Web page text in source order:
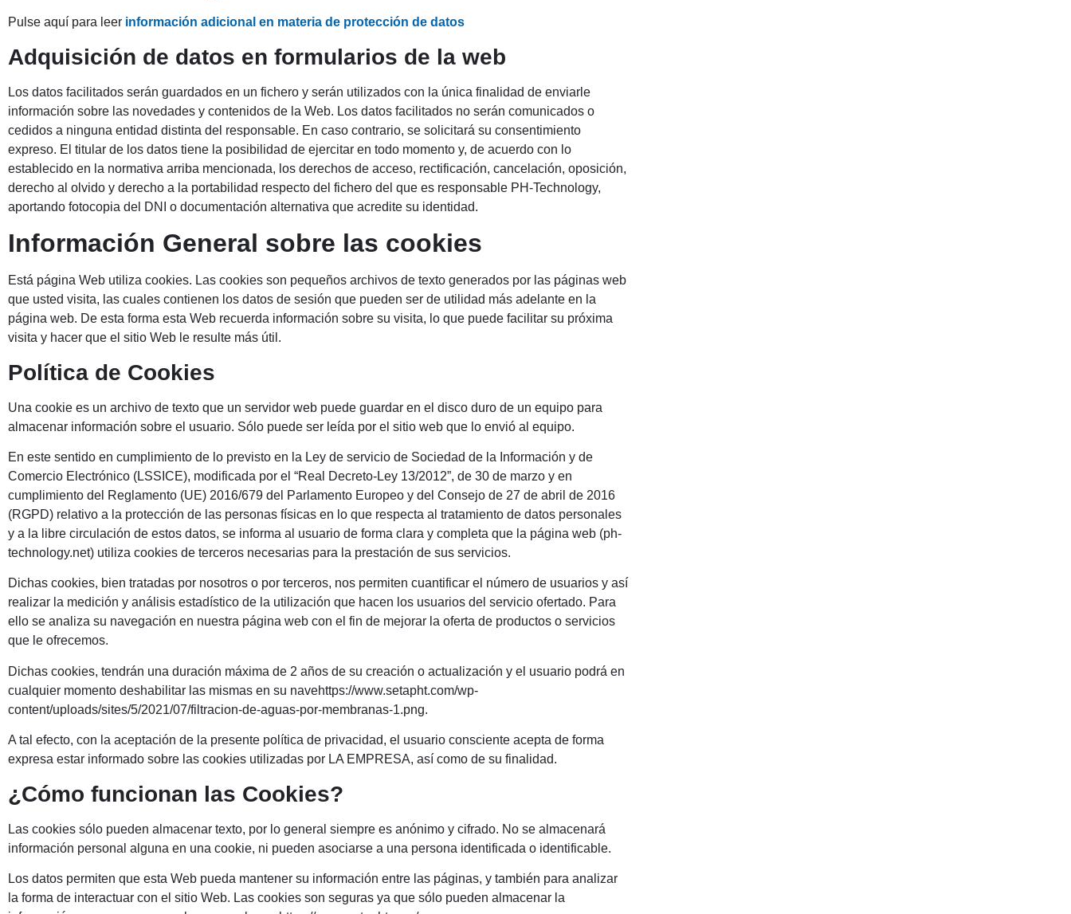
Pulse aquí para leer información adicional en materia de protección de datos
Adquisición de datos en formularios de la web
Los datos facilitados serán guardados en un fichero y serán utilizados con la única finalidad de enviarle
información sobre las novedades y contenidos de la Web. Los datos facilitados no serán comunicados o
cedidos a ninguna entidad distinta del responsable. En caso contrario, se solicitará su consentimiento
expreso. El titular de los datos tiene la posibilidad de ejercitar en todo momento y, de acuerdo con lo
establecido en la normativa arriba mencionada, los derechos de acceso, rectificación, cancelación, oposición,
derecho al olvido y derecho a la portabilidad respecto del fichero del que es responsable PH-Technology,
aportando fotocopia del DNI o documentación alternativa que acredite su identidad.
Información General sobre las cookies
Está página Web utiliza cookies. Las cookies son pequeños archivos de texto generados por las páginas web
que usted visita, las cuales contienen los datos de sesión que pueden ser de utilidad más adelante en la
página web. De esta forma esta Web recuerda información sobre su visita, lo que puede facilitar su próxima
visita y hacer que el sitio Web le resulte más útil.
Política de Cookies
Una cookie es un archivo de texto que un servidor web puede guardar en el disco duro de un equipo para
almacenar información sobre el usuario. Sólo puede ser leída por el sitio web que lo envió al equipo.
En este sentido en cumplimiento de lo previsto en la Ley de servicio de Sociedad de la Información y de
Comercio Electrónico (LSSICE), modificada por el “Real Decreto-Ley 13/2012”, de 30 de marzo y en
cumplimiento del Reglamento (UE) 2016/679 del Parlamento Europeo y del Consejo de 27 de abril de 2016
(RGPD) relativo a la protección de las personas físicas en lo que respecta al tratamiento de datos personales
y a la libre circulación de estos datos, se informa al usuario de forma clara y completa que la página web (ph-
technology.net) utiliza cookies de terceros necesarias para la prestación de sus servicios.
Dichas cookies, bien tratadas por nosotros o por terceros, nos permiten cuantificar el número de usuarios y así
realizar la medición y análisis estadístico de la utilización que hacen los usuarios del servicio ofertado. Para
ello se analiza su navegación en nuestra página web con el fin de mejorar la oferta de productos o servicios
que le ofrecemos.
Dichas cookies, tendrán una duración máxima de 2 años de su creación o actualización y el usuario podrá en
cualquier momento deshabilitar las mismas en su navehttps://www.setapht.com/wp-
content/uploads/sites/5/2021/07/filtracion-de-aguas-por-membranas-1.png.
A tal efecto, con la aceptación de la presente política de privacidad, el usuario consciente acepta de forma
expresa estar informado sobre las cookies utilizadas por LA EMPRESA, así como de su finalidad.
¿Cómo funcionan las Cookies?
Las cookies sólo pueden almacenar texto, por lo general siempre es anónimo y cifrado. No se almacenará
información personal alguna en una cookie, ni pueden asociarse a una persona identificada o identificable.
Los datos permiten que esta Web pueda mantener su información entre las páginas, y también para analizar
la forma de interactuar con el sitio Web. Las cookies son seguras ya que sólo pueden almacenar la